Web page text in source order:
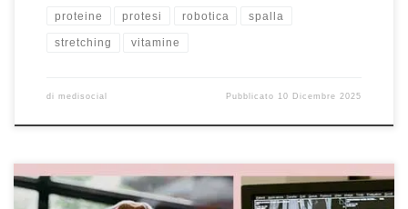
proteine protesi robotica spalla
stretching vitamine
di medisocial Pubblicato 10 Dicembre 2025